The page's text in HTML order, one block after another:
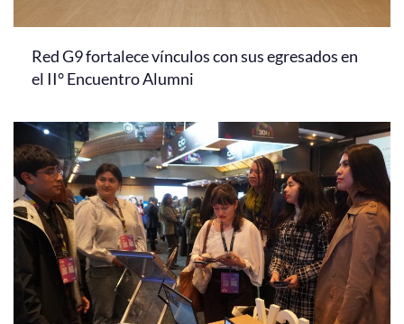
Red G9 fortalece vínculos con sus egresados en
el II° Encuentro Alumni